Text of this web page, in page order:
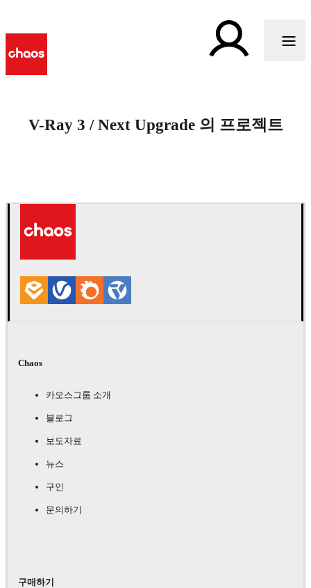
V-Ray 3 / Next Upgrade 의 프로젝트
Chaos
카오스그룹 소개
블로그
보도자료
뉴스
구인
문의하기
구매하기